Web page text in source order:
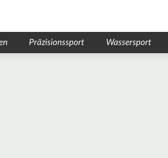
Präzisionssport Wassersport